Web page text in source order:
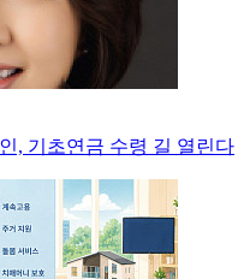
, 기초연금 수령 길 열린다